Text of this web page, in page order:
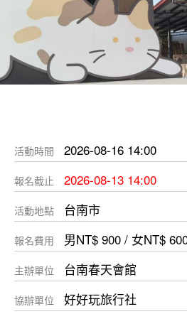
活動時間 2026-08-16 14:00
報名截止 2026-08-13 14:00
活動地點 台南市
報名費用 男NT$ 900 / 女NT$
主辦單位 台南春天會館
協辦單位 好好玩旅行社